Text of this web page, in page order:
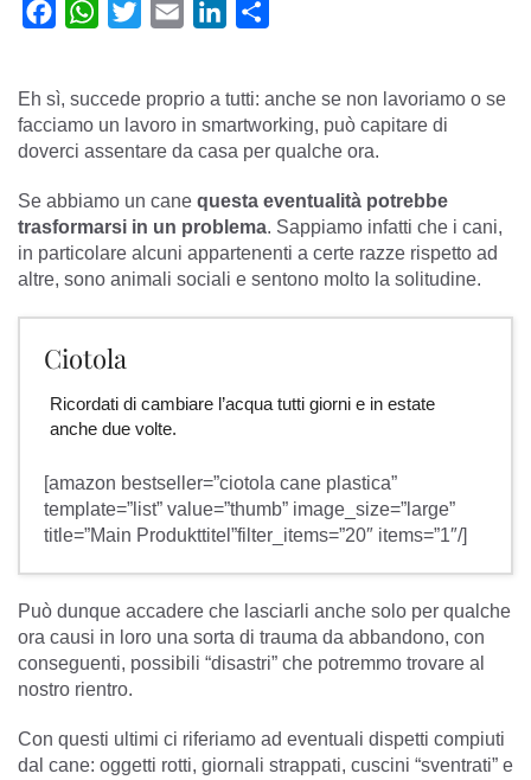
FacebookWhatsApp
Twitter Email LinkedIn
Eh sì, succede proprio a tutti: anche se non lavoriamo o se
facciamo un lavoro in smartworking, può capitare di
doverci assentare da casa per qualche ora.
Se abbiamo un cane questa eventualità potrebbe
trasformarsi in un problema. Sappiamo infatti che i cani,
in particolare alcuni appartenenti a certe razze rispetto ad
altre, sono animali sociali e sentono molto la solitudine.
Ciotola
Ricordati di cambiare l’acqua tutti giorni e in estate
anche due volte.
[amazon bestseller=”ciotola cane plastica”
template=”list” value=”thumb” image_size=”large”
title=”Main Produkttitel”filter_items=”20″ items=”1″/]
Può dunque accadere che lasciarli anche solo per qualche
ora causi in loro una sorta di trauma da abbandono, con
conseguenti, possibili “disastri” che potremmo trovare al
nostro rientro.
Con questi ultimi ci riferiamo ad eventuali dispetti compiuti
dal cane: oggetti rotti, giornali strappati, cuscini “sventrati” e